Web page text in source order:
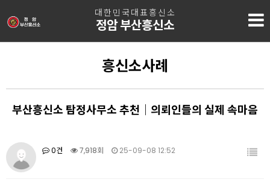
대한민국대표흥신소
정암 부산흥신소
흥신소사례
부산흥신소 탐정사무소 추천｜의뢰인들의 실제 속마음
0건 7,918회 25-09-08 12:52